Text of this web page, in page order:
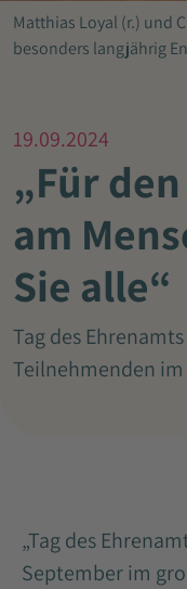
Matthias Loyal (r.) und
besonders langjährig
19.09.2024
„Für
am
Sie alle“
Tag des
Teilnehmenden im
„Tag des
September im